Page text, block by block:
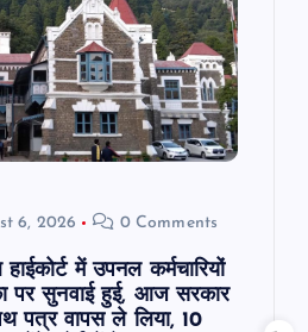
6, 2026 0 Comments
में उपनल कर्मचारियों
पर सुनवाई हुई, आज सरकार
पत्र वापस ले लिया, 10